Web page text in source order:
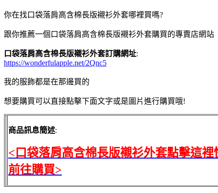
你在找口袋落肩高含棉長版襯衫外套哪裡買嗎?
跟你推薦一個口袋落肩高含棉長版襯衫外套購買的專賣店網站
口袋落肩高含棉長版襯衫外套訂購網址:
https://wonderfulapple.net/2Qnc5
我的服飾都是在那邊買的
想要購買可以直接點擊下面文字或是圖片進行購買哦!
商品訊息簡述:
<口袋落肩高含棉長版襯衫外套點擊這裡
前往購買>